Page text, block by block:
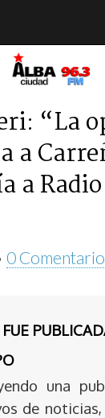
“La
a
a Radio
0
una
de noticias,